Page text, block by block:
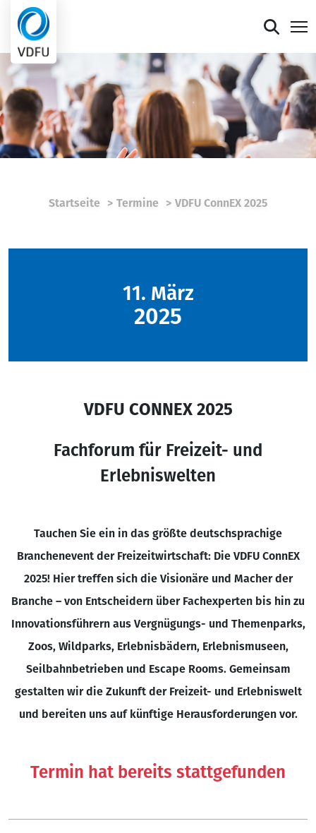
Mitgliederportal
Verband
Mitglieder
Startseite Termine VDFU ConnEX 2025
11. März
2025
VDFU CONNEX 2025
Fachforum für Freizeit- und
Erlebniswelten
Tauchen Sie ein in das größte deutschsprachige
Branchenevent der Freizeitwirtschaft: Die VDFU ConnEX
2025! Hier treffen sich die Visionäre und Macher der
Branche – von Entscheidern über Fachexperten bis hin zu
Innovationsführern aus Vergnügungs- und Themenparks,
Zoos, Wildparks, Erlebnisbädern, Erlebnismuseen,
Seilbahnbetrieben und Escape Rooms. Gemeinsam
gestalten wir die Zukunft der Freizeit- und Erlebniswelt
und bereiten uns auf künftige Herausforderungen vor.
Termin hat bereits stattgefunden